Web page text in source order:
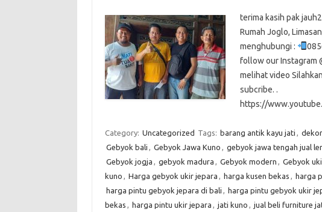
terima kasih pak
Rumah Joglo,
menghubungi :
follow our Instagram
melihat video
subcribe. .
https://
Category: Uncategorized Tags: barang antik kayu jati ,
Gebyok bali , Gebyok Jawa Kuno , gebyok jawa tengah jual
Gebyok jogja , gebyok madura , Gebyok modern , Gebyok
kuno , Harga gebyok ukir jepara , harga kusen bekas , harga
harga pintu gebyok jepara di bali , harga pintu gebyok ukir
bekas , harga pintu ukir jepara , jati kuno , jual beli furniture